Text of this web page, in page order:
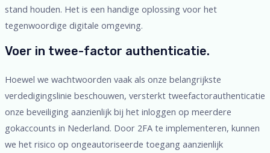
stand houden. Het is een handige oplossing voor het
tegenwoordige digitale omgeving.
Voer in twee-factor authenticatie.
Hoewel we wachtwoorden vaak als onze belangrijkste
verdedigingslinie beschouwen, versterkt tweefactorauthenticatie
onze beveiliging aanzienlijk bij het inloggen op meerdere
gokaccounts in Nederland. Door 2FA te implementeren, kunnen
we het risico op ongeautoriseerde toegang aanzienlijk